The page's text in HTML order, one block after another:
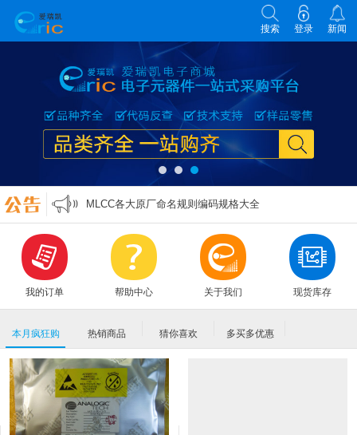
新闻
登录
搜索
各类电子元器件选型原则
零欧姆电阻的作用
万能表实用口诀
MLCC各大原厂命名规则编码规格大全
零欧姆电阻的作用
我的订单 帮助中心 关于我们 现货库存
本月疯狂购 热销商品 猜你喜欢 多买多优惠